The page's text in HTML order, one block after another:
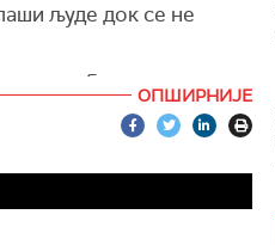
људе док се не
имале би више него
навео је Вучић.
ОПШИРНИЈЕ